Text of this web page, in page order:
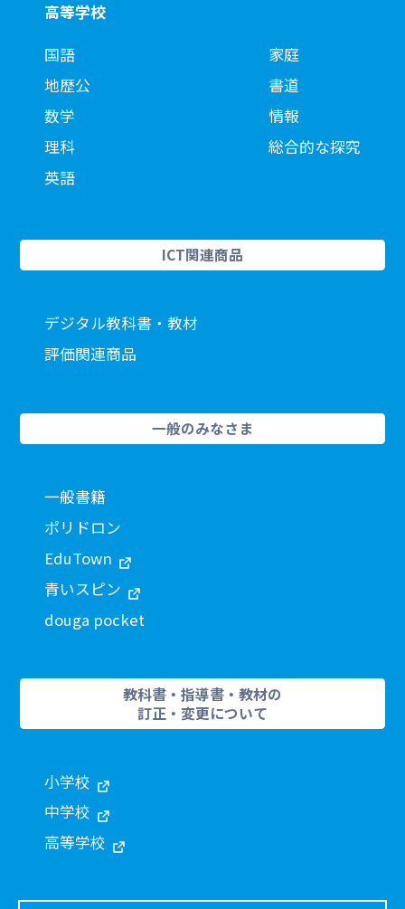
高等学校
国語
地歴公
数学
理科
英語
家庭
書道
情報
総合的な探究
ICT関連商品
デジタル教科書・教材
評価関連商品
一般のみなさま
一般書籍
ポリドロン
EduTown
青いスピン
douga pocket
教科書・指導書・教材の
訂正・変更について
小学校
中学校
高等学校